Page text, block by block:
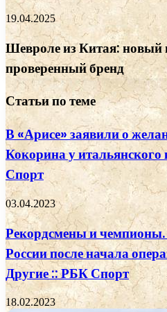
19.04.2025
Шевроле из Китая: новый
проверенный бренд
Статьи по теме
В «Арисе» заявили о
Кокорина у
Спорт
03.04.2023
Рекордсмены и
России после начала
Другие :: РБК Спорт
18.02.2023